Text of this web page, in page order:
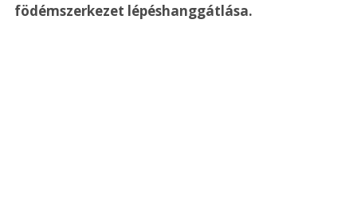
födémszerkezet lépéshanggátlása.